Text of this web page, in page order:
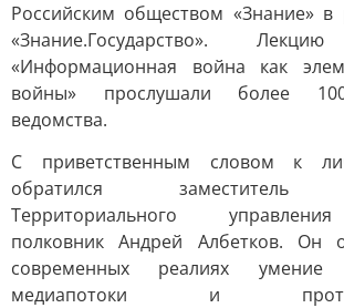
Российским обществом «Знание» в
«Знание.Государство».
«Информационная война как
войны» прослушали более
ведомства.
С приветственным словом к
обратился заместитель
Территориального
полковник Андрей Албетков. Он
современных реалиях умение
медиапотоки и